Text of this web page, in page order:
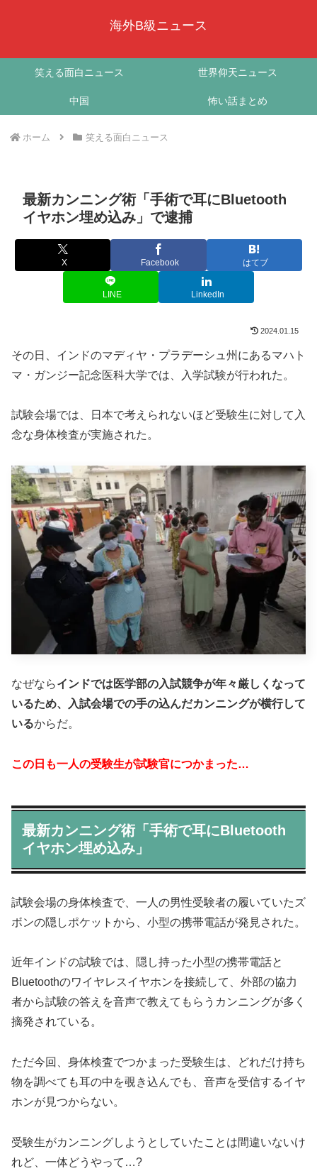
海外B級ニュース
笑える面白ニュース 世界仰天ニュース
中国 怖い話まとめ
ホーム 笑える面白ニュース
最新カンニング術「手術で耳にBluetooth
イヤホン埋め込み」で逮捕
X Facebook はてブ
LINE LinkedIn
2024.01.15
その日、インドのマディヤ・プラデーシュ州にあるマハト
マ・ガンジー記念医科大学では、入学試験が行われた。
試験会場では、日本で考えられないほど受験生に対して入
念な身体検査が実施された。
なぜならインドでは医学部の入試競争が年々厳しくなって
いるため、入試会場での手の込んだカンニングが横行して
いるからだ。
この日も一人の受験生が試験官につかまった…
最新カンニング術「手術で耳にBluetooth
イヤホン埋め込み」
試験会場の身体検査で、一人の男性受験者の履いていたズ
ボンの隠しポケットから、小型の携帯電話が発見された。
近年インドの試験では、隠し持った小型の携帯電話と
Bluetoothのワイヤレスイヤホンを接続して、外部の協力
者から試験の答えを音声で教えてもらうカンニングが多く
摘発されている。
ただ今回、身体検査でつかまった受験生は、どれだけ持ち
物を調べても耳の中を覗き込んでも、音声を受信するイヤ
ホンが見つからない。
受験生がカンニングしようとしていたことは間違いないけ
れど、一体どうやって…?